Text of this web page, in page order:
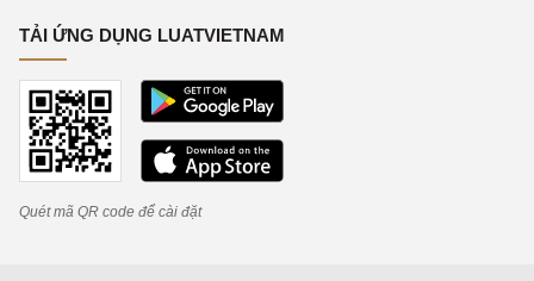
TẢI ỨNG DỤNG LUATVIETNAM
Quét mã QR code để cài đặt